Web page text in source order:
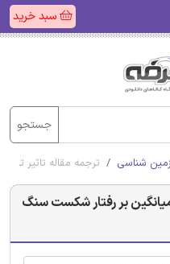
سبد خرید
جستجو
شناسی ترجمه مقاله تاثیر
بر رفتار شکست سنگ